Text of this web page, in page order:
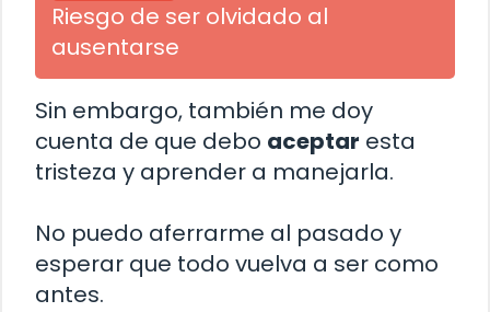
Riesgo de ser olvidado al
ausentarse
Sin embargo, también me doy
cuenta de que debo aceptar esta
tristeza y aprender a manejarla.
No puedo aferrarme al pasado y
esperar que todo vuelva a ser como
antes.